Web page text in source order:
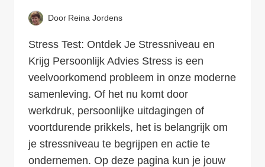
Door Reina Jordens
Stress Test: Ontdek Je Stressniveau en
Krijg Persoonlijk Advies Stress is een
veelvoorkomend probleem in onze moderne
samenleving. Of het nu komt door
werkdruk, persoonlijke uitdagingen of
voortdurende prikkels, het is belangrijk om
je stressniveau te begrijpen en actie te
ondernemen. Op deze pagina kun je jouw